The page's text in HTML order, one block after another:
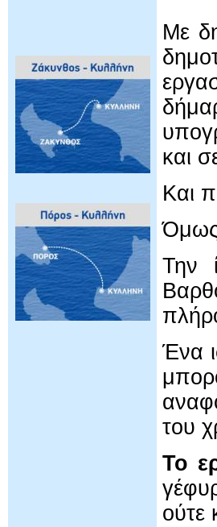
Με
και
Και
Όμως
Την
Ένα
του
Το
ούτε